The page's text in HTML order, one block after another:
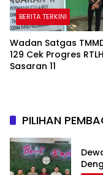
BERITA TERKINI
Wadan Satgas
129 Cek Progres RTLH
Sasaran 11
PILIHAN